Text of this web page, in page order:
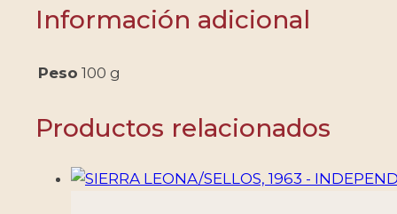
CINGALES
YV
-
VALORES
Información adicional
Peso 100 g
Productos relacionados